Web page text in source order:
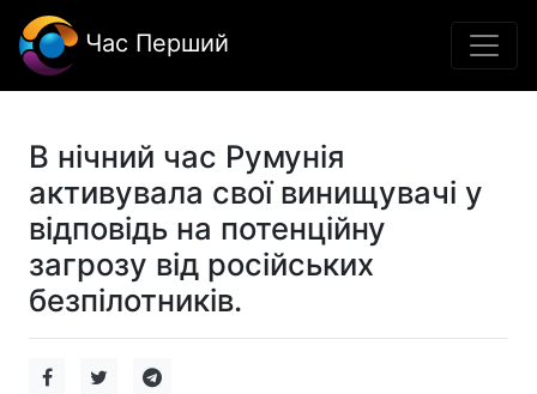
Час Перший
В нічний час Румунія
активувала свої винищувачі у
відповідь на потенційну
загрозу від російських
безпілотників.